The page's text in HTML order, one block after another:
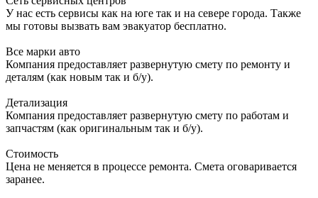
У нас есть сервисы как на юге так и на севере города. Также
мы готовы вызвать вам эвакуатор бесплатно.
Все марки авто
Компания предоставляет развернутую смету по ремонту и
деталям (как новым так и б/у).
Детализация
Компания предоставляет развернутую смету по работам и
запчастям (как оригинальным так и б/у).
Стоимость
Цена не меняется в процессе ремонта. Смета оговаривается
заранее.